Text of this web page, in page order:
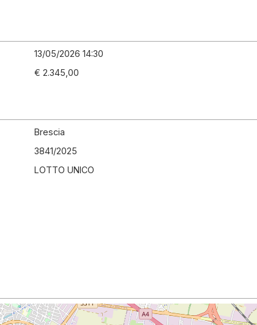
13/05/2026 14:30
€ 2.345,00
Brescia
3841/2025
LOTTO UNICO